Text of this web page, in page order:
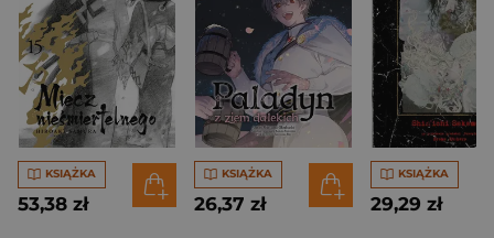
KSIĄŻKA
53,38 zł
KSIĄŻKA
26,37 zł
KSIĄŻKA
29,29 zł